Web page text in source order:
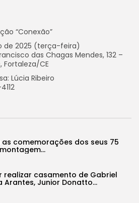
“Conexão”
de 2025 (terça-feira)
das Chagas Mendes, 132 –
Fortaleza/CE
Lúcia Ribeiro
comemorações dos seus 75
realizar casamento de Gabriel
Arantes, Junior Donatto...